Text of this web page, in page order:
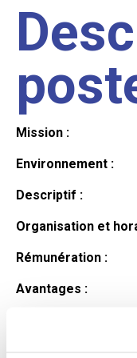
Mission :
Environnement :
Descriptif :
Organisation et
Rémunération :
Avantages :